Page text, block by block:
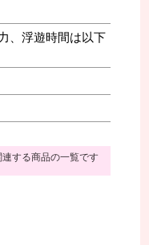
、浮遊時間は以下
する商品の一覧です